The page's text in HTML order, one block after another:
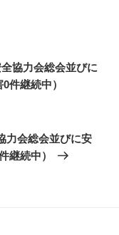
協力会総会並びに
件継続中）
力会総会並びに安
継続中）